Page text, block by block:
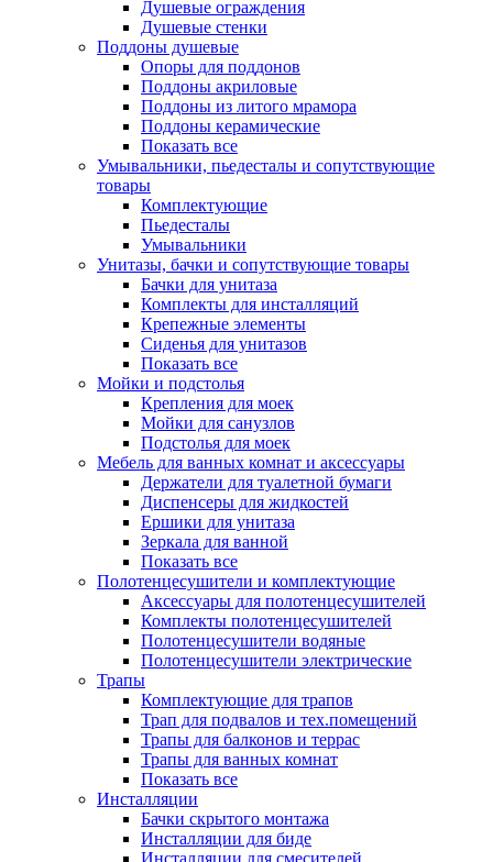
Душевые ограждения
Душевые стенки
Поддоны душевые
Опоры для поддонов
Поддоны акриловые
Поддоны из литого мрамора
Поддоны керамические
Показать все
Умывальники, пьедесталы и сопутствующие
товары
Комплектующие
Пьедесталы
Умывальники
Унитазы, бачки и сопутствующие товары
Бачки для унитаза
Комплекты для инсталляций
Крепежные элементы
Сиденья для унитазов
Показать все
Мойки и подстолья
Крепления для моек
Мойки для санузлов
Подстолья для моек
Мебель для ванных комнат и аксессуары
Держатели для туалетной бумаги
Диспенсеры для жидкостей
Ершики для унитаза
Зеркала для ванной
Показать все
Полотенцесушители и комплектующие
Аксессуары для полотенцесушителей
Комплекты полотенцесушителей
Полотенцесушители водяные
Полотенцесушители электрические
Трапы
Комплектующие для трапов
Трап для подвалов и тех.помещений
Трапы для балконов и террас
Трапы для ванных комнат
Показать все
Инсталляции
Бачки скрытого монтажа
Инсталляции для биде
Инсталляции для смесителей